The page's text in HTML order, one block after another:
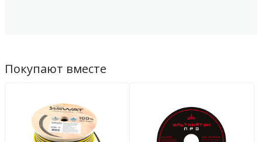
Покупают вместе